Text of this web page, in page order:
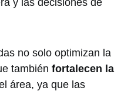
y las decisiones de
no solo optimizan la
también fortalecen la
área, ya que las